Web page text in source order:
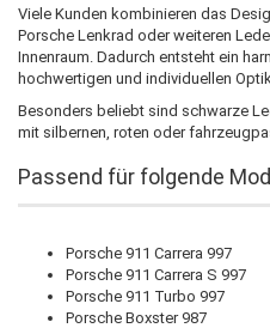
Viele Kunden kombinieren das
Porsche Lenkrad oder weiteren
Innenraum. Dadurch entsteht ein
hochwertigen und individuellen Optik.
Besonders beliebt sind schwarze
mit silbernen, roten oder
Passend für folgende
Porsche 911 Carrera 997
Porsche 911 Carrera S 997
Porsche 911 Turbo 997
Porsche Boxster 987